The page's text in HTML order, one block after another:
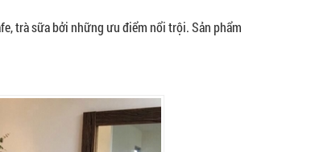
trà sữa bởi những ưu điểm nổi trội. Sản phẩm